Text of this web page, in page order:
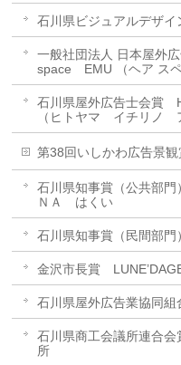
石川県ビジュアルデザ
一般社団法人 日本屋
space EMU （ヘア スペ
石川県屋外広告士会賞
（ヒトヤマ イチリノ
第38回いしかわ広告景
石川県知事賞（公共部
ＮＡ はくい
石川県知事賞（民間
金沢市長賞
石川県屋外広告業協同
石川県商工会議所連
所